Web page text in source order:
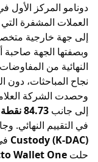
دونامو المركز الأول
العملات المشفرة
إلى جهة خارجية
وبصفتها الجهة
النهائية من
نجاح المباحثات، دون
وحصدت الشركة
إلى جانب 84.73 نقطة
في التقييم النهائي.
Custody (K-DAC)
حلت Wallet One